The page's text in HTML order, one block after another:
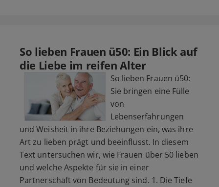
So lieben Frauen ü50: Ein Blick auf
die Liebe im reifen Alter
So lieben Frauen ü50:
Sie bringen eine Fülle
von
Lebenserfahrungen
und Weisheit in ihre Beziehungen ein, was ihre
Art zu lieben prägt und beeinflusst. In diesem
Text untersuchen wir, wie Frauen über 50 lieben
und welche Aspekte für sie in einer
Partnerschaft von Bedeutung sind. 1. Die Tiefe